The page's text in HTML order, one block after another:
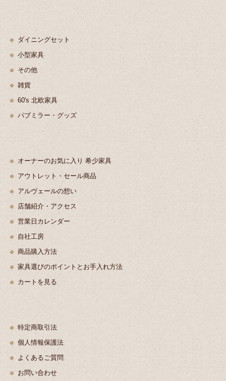
ダイニングセット
小型家具
その他
雑貨
60's 北欧家具
パブミラー・グッズ
オーナーのお気に入り 希少家具
アウトレット・セール商品
アルヴェールの想い
店舗紹介・アクセス
営業日カレンダー
自社工房
商品購入方法
家具選びのポイントとお手入れ方法
カートを見る
特定商取引法
個人情報保護法
よくあるご質問
お問い合わせ